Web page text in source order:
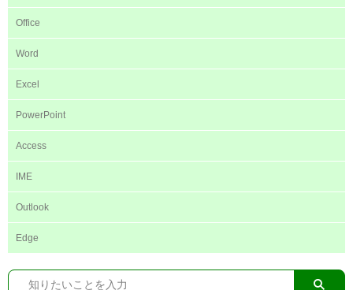
Office
Word
Excel
PowerPoint
Access
IME
Outlook
Edge